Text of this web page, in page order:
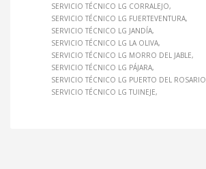
SERVICIO TÉCNICO LG CORRALEJO
SERVICIO TÉCNICO LG FUERTEVENTURA
SERVICIO TÉCNICO LG JANDÍA
SERVICIO TÉCNICO LG LA OLIVA
SERVICIO TÉCNICO LG MORRO DEL JABLE
SERVICIO TÉCNICO LG PÁJARA
SERVICIO TÉCNICO LG PUERTO DEL ROSARIO
SERVICIO TÉCNICO LG TUINEJE